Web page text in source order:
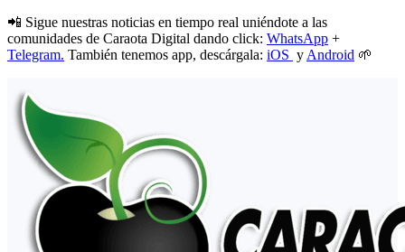
📲 Sigue nuestras noticias en tiempo real uniéndote a las
comunidades de Caraota Digital dando click: WhatsApp +
Telegram. También tenemos app, descárgala: iOS y Android 🌱